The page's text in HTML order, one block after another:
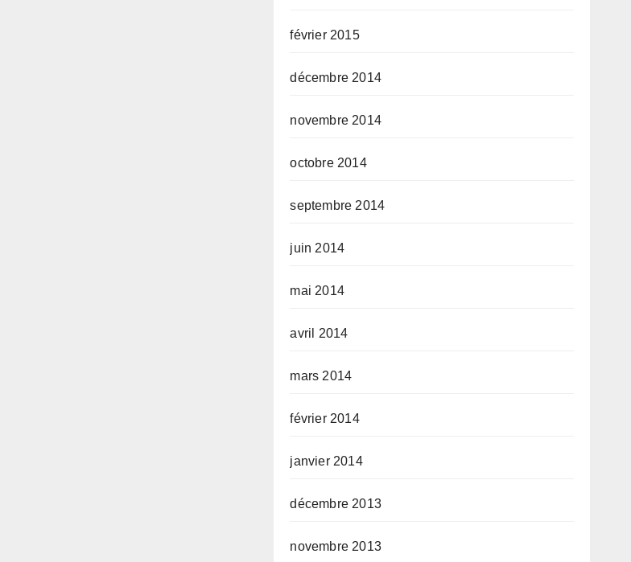
février 2015
décembre 2014
novembre 2014
octobre 2014
septembre 2014
juin 2014
mai 2014
avril 2014
mars 2014
février 2014
janvier 2014
décembre 2013
novembre 2013